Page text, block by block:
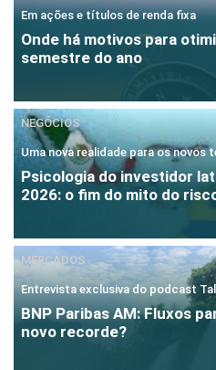
Em ações e títulos de renda fixa
Onde há motivos para
semestre do ano
NEGÓCIOS
Uma nova realidade para os novos
Psicologia do investidor
2026: o fim do mito do
MERCADOS
Entrevista exclusiva do podcast
BNP Paribas AM: Fluxos
novo recorde?